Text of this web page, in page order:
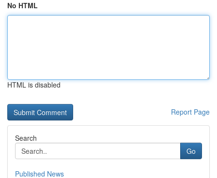
No HTML
HTML is disabled
Report Page
Search
Go
Published News